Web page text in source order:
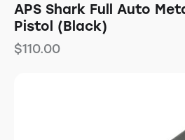
APS Shark Full Auto
Pistol (Black)
$110.00